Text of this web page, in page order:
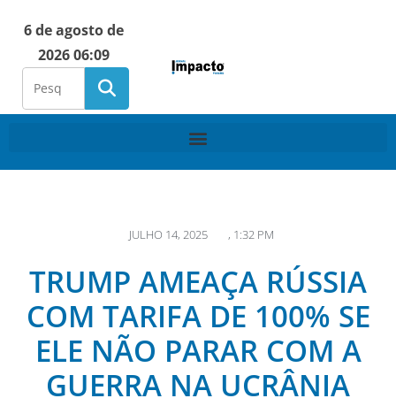
6 de agosto de
2026 06:09
JULHO 14, 2025 , 1:32 PM
TRUMP AMEAÇA RÚSSIA
COM TARIFA DE 100% SE
ELE NÃO PARAR COM A
GUERRA NA UCRÂNIA